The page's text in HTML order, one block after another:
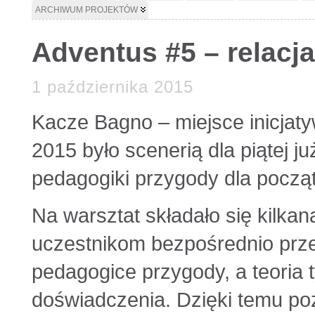
ARCHIWUM PROJEKTÓW
Adventus #5 – relacja
1 października 2015
Kacze Bagno – miejsce
2015 było scenerią dla piątej
pedagogiki przygody dla
Na warsztat składało się
uczestnikom bezpośrednio
pedagogice przygody, a teoria
doświadczenia. Dzięki temu